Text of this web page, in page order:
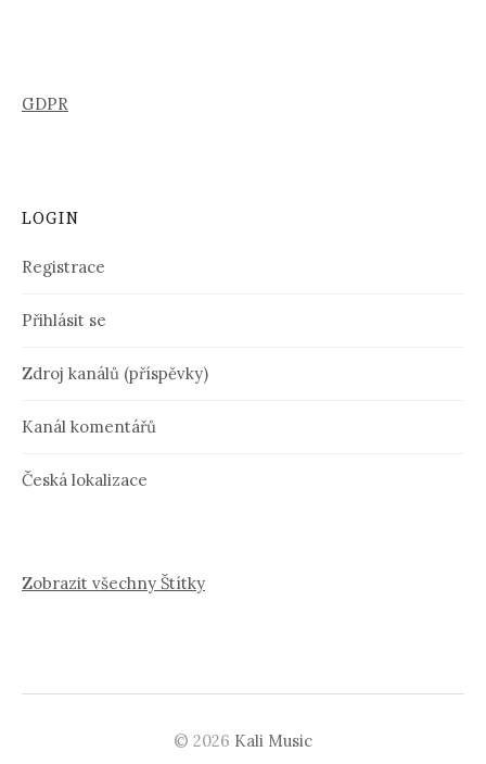
GDPR
LOGIN
Registrace
Přihlásit se
Zdroj kanálů (příspěvky)
Kanál komentářů
Česká lokalizace
Zobrazit všechny Štítky
© 2026 Kali Music